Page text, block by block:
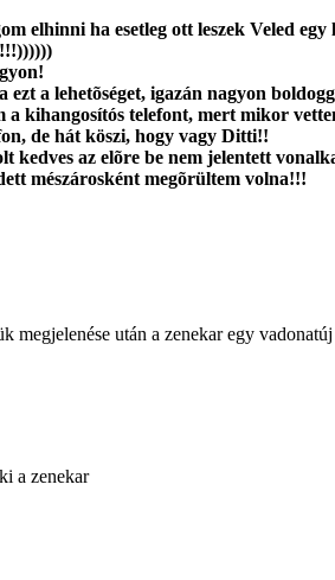
elhinni ha esetleg ott leszek Veled
a lehetõséget, igazán nagyon
kihangosítós telefont, mert mikor
de hát köszi, hogy vagy Ditti!!
az elõre be nem jelentett
mészárosként megõrültem volna!!!
után a zenekar egy
a zenekar